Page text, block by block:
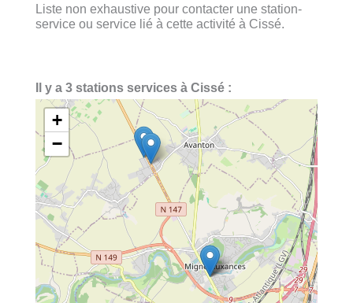
Liste non exhaustive pour contacter une station-
service ou service lié à cette activité à Cissé.
Il y a 3 stations services à Cissé :
+
−